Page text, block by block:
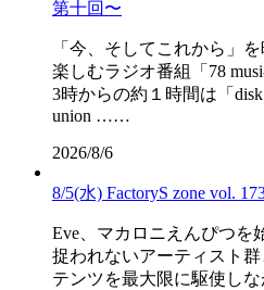
第十回〜
「今、そしてこれから」
楽しむラジオ番組「78
3時からの約１時間は「
union ……
2026/8/6
8/5(水) FactoryS zone vol.
Eve、マカロニえんぴつを
捉われないアーティスト
テンツを最大限に駆使し